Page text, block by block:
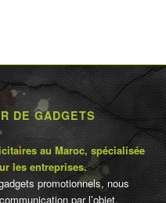
DE GADGETS
au Maroc, spécialisée
les entreprises.
promotionnels, nous
par l’objet.